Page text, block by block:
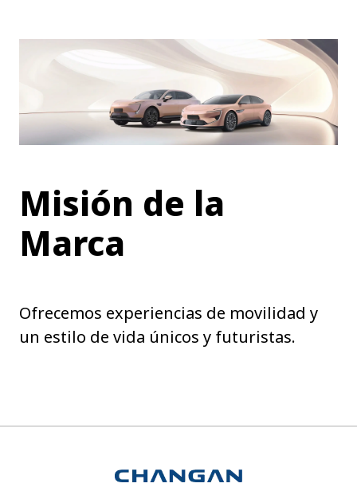
Misión de la
Marca
Ofrecemos experiencias de movilidad y
un estilo de vida únicos y futuristas.